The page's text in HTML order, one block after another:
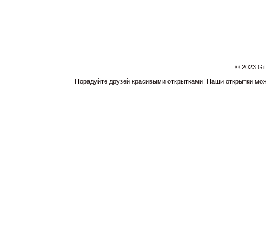
© 2023
Порадуйте друзей красивыми открытками! Наши открытки